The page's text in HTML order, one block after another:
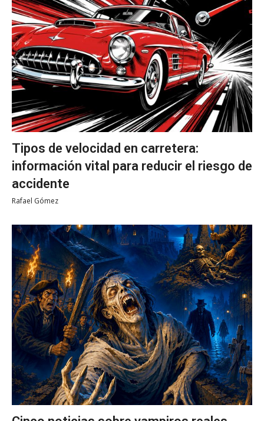
Tipos de velocidad en carretera:
información vital para reducir el riesgo de
accidente
Rafael Gómez